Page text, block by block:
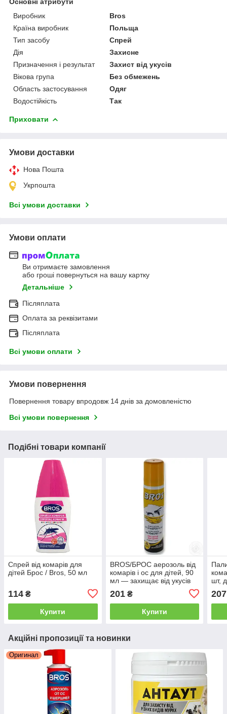
Виробник
Bros
Країна виробник
Польща
Тип засобу
Спрей
Дія
Захисне
Призначення і результат
Захист від укусів
Вікова група
Без обмежень
Область застосування
Одяг
Водостійкість
Так
Приховати
Умови доставки
Нова Пошта
Укрпошта
Всі умови доставки
Умови оплати
Ви отримаєте замовлення
або гроші повернуться на вашу картку
Детальніше
Післяплата
Оплата за реквізитами
Післяплата
Всі умови оплати
Умови повернення
Повернення товару впродовж 14 днів за домовленістю
Всі умови повернення
Подібні товари компанії
Спрей від комарів для
дітей Брос / Bros, 50 мл
114 ₴
Купити
BROS/БРОС аерозоль від
комарів і ос для дітей, 90
мл — захищає від укусів
201₴
Купити
шт,
207
Акційні пропозиції та новинки
Оригинал